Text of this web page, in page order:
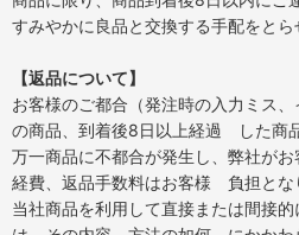
すみやかに良品と交換する手配をとら
【返品について】
お客様のご都合（発注時の入力ミス
の商品、到着後8日以上経過 した商
万一商品に不都合が発生し、弊社が
経費、返品手数料はお客様 負担とな
当社商品を利用して直接または間接